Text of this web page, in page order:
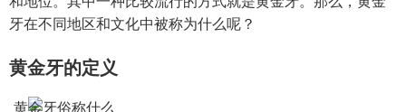
牙在不同地区和文化中被称为什么呢？
黄金牙的定义